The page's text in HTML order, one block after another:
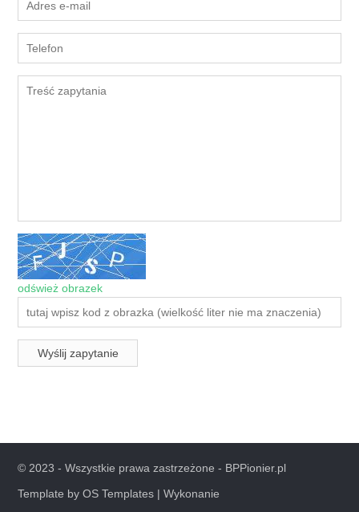
odśwież obrazek
© 2023 - Wszystkie prawa zastrzeżone - BPPionier.pl
Template byOS Templates |Wykonanie